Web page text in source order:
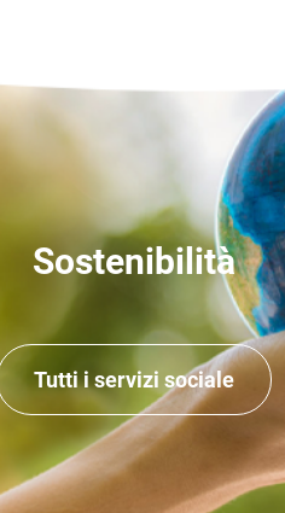
Sostenibilità
Tutti i servizi sociale